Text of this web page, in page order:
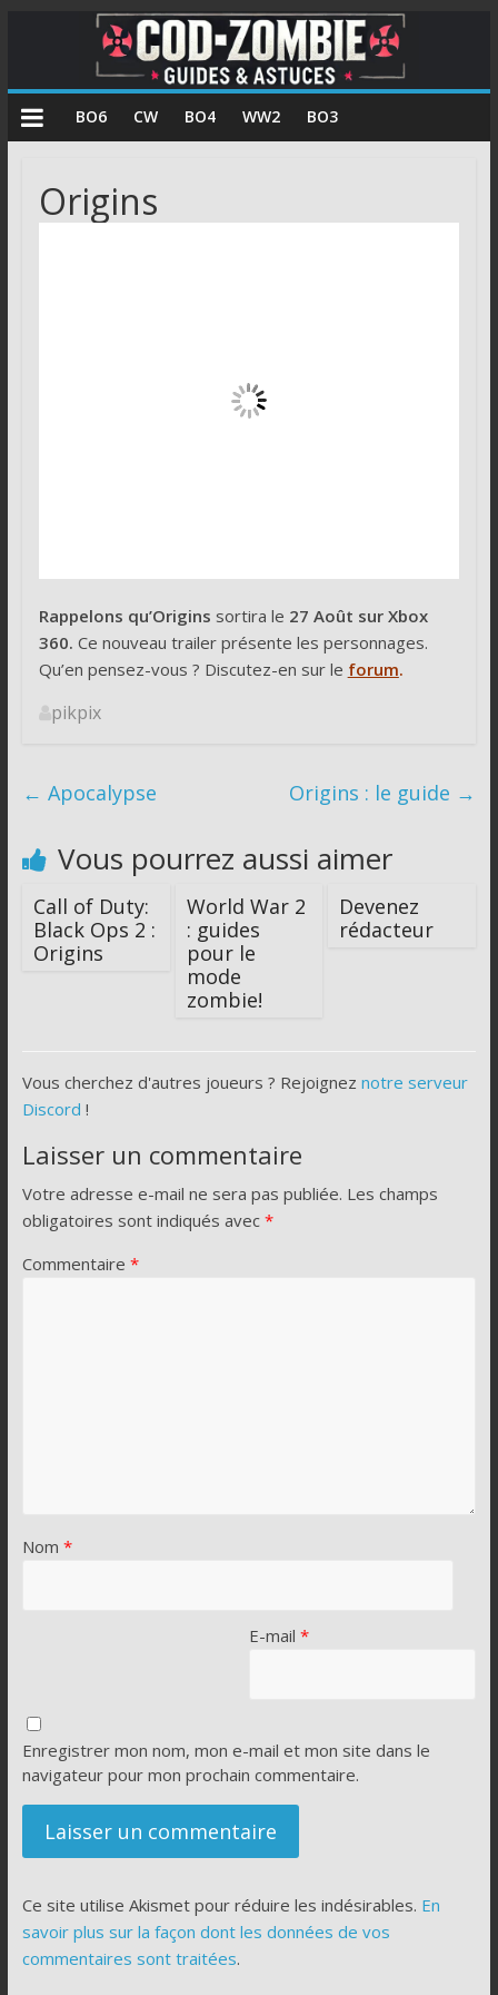
COD
Guides
BO6 CW BO4 WW2 BO3
Origins
Rappelons qu’Origins sortira le 27 Août sur Xbox
360. Ce nouveau trailer présente les personnages.
Qu’en pensez-vous ? Discutez-en sur le forum.
pikpix
← Apocalypse Origins : le guide →
Vous pourrez aussi aimer
Call of Duty:
Black Ops 2 :
Origins
World War 2
: guides
pour le
mode
zombie!
Devenez
rédacteur
Vous cherchez d'autres joueurs ? Rejoignez notre serveur
Discord !
Laisser un commentaire
Votre adresse e-mail ne sera pas publiée. Les champs
obligatoires sont indiqués avec *
Commentaire *
Nom *
E-mail *
Enregistrer mon nom, mon e-mail et mon site dans le
navigateur pour mon prochain commentaire.
Ce site utilise Akismet pour réduire les indésirables. En
savoir plus sur la façon dont les données de vos
commentaires sont traitées.